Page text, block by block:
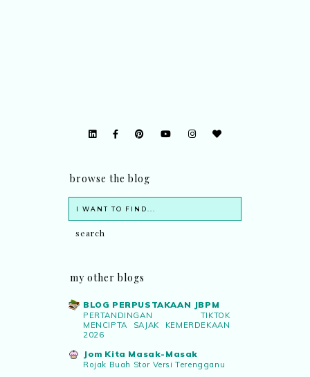
browse the blog
my other blogs
BLOG PERPUSTAKAAN JBPM
PERTANDINGAN TIKTOK
MENCIPTA SAJAK KEMERDEKAAN
2026
Jom Kita Masak-Masak
Rojak Buah Stor Versi Terengganu